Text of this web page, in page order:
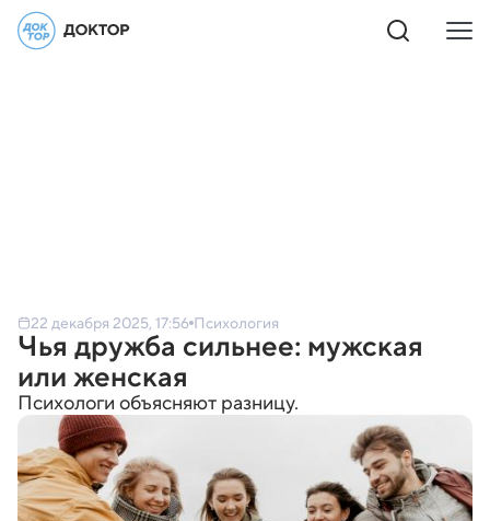
22 декабря 2025, 17:56 Психология
Чья дружба сильнее: мужская
или женская
Психологи объясняют разницу.